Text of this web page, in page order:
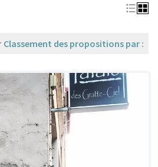
Classement des propositions par :